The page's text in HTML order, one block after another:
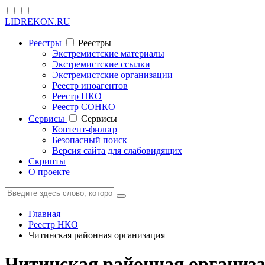
LIDREKON.RU
Реестры
Реестры
Экстремистские материалы
Экстремистские ссылки
Экстремистские организации
Реестр иноагентов
Реестр НКО
Реестр СОНКО
Cервисы
Cервисы
Контент-фильтр
Безопасный поиск
Версия сайта для слабовидящих
Скрипты
О проекте
Главная
Реестр НКО
Читинская районная организация